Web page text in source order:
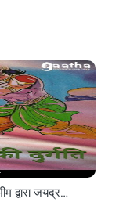
Bheem dwara jaidrath ki durgati (भीम द्वारा जयद्रथ की दुर्गति)